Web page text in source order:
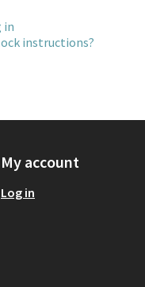
in
instructions?
My account
Log in